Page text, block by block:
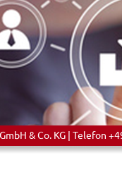
& Co. KG | Telefon